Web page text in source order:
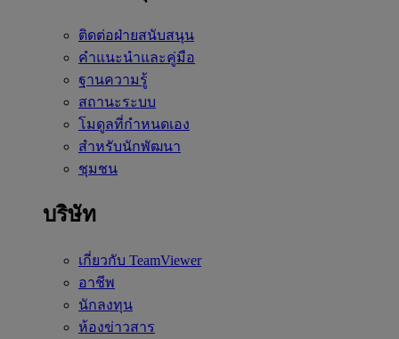
ติดต่อฝ่ายสนับสนุน
คำแนะนำและคู่มือ
ฐานความรู้
สถานะระบบ
โมดูลที่กำหนดเอง
สำหรับนักพัฒนา
ชุมชน
บริษัท
เกี่ยวกับ TeamViewer
อาชีพ
นักลงทุน
ห้องข่าวสาร